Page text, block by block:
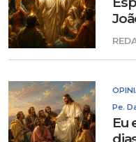
Pe.
Eu